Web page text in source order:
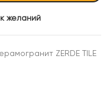
желаний
ZERDE TILE